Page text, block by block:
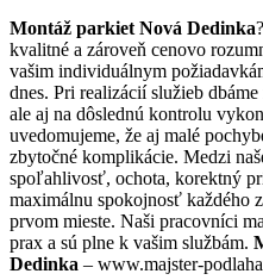
Montáž parkiet Nová Dedinka
kvalitné a zároveň cenovo
vašim individuálnym
dnes. Pri realizácií služieb
ale aj na dôslednú kontrolu
uvedomujeme, že aj malé
zbytočné komplikácie. Medzi
spoľahlivosť, ochota, korektný
maximálnu spokojnosť každého
prvom mieste. Naši pracovníci
prax a sú plne k vašim službám.
Dedinka – www.majster-